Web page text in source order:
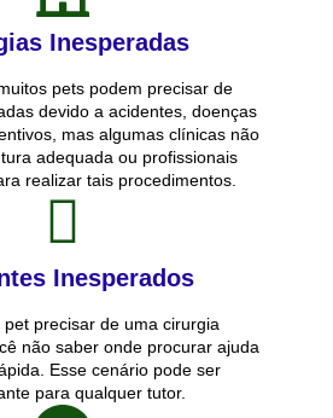
Inesperadas
pets podem precisar de
devido a acidentes, doenças
mas algumas clínicas não
adequada ou profissionais
realizar tais procedimentos.
Inesperados
pet precisar de uma cirurgia
não saber onde procurar ajuda
Esse cenário pode ser
para qualquer tutor.